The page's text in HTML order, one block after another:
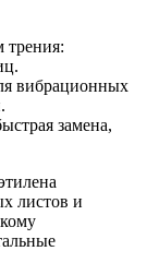
трения:
вибрационных
замена,
листов и